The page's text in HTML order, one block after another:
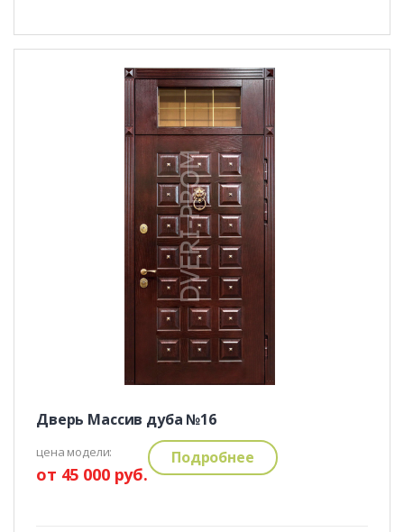
Дверь Массив дуба №16
цена модели:
от 45 000 руб.
Подробнее